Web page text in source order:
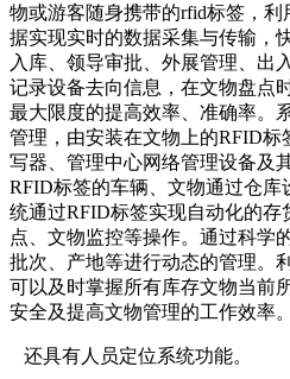
物或游客随身携带的rfid标签，
据实现实时的数据采集与传输，
入库、领导审批、外展管理、出
记录设备去向信息，在文物盘点
最大限度的提高效率、准确率。
管理，由安装在文物上的RFID
写器、管理中心网络管理设备及
RFID标签的车辆、文物通过仓库
统通过RFID标签实现自动化的存
点、文物监控等操作。通过科学
批次、产地等进行动态的管理。
可以及时掌握所有库存文物当前
安全及提高文物管理的工作效率。
还具有人员定位系统功能。